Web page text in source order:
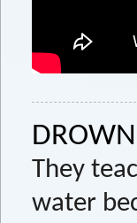
They
water